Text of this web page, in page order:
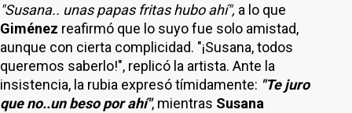
"Susana.. unas papas fritas hubo ahí", a lo que
Giménez reafirmó que lo suyo fue solo amistad,
aunque con cierta complicidad. "¡Susana, todos
queremos saberlo!", replicó la artista. Ante la
insistencia, la rubia expresó tímidamente: "Te juro
que no..un beso por ahí", mientras Susana